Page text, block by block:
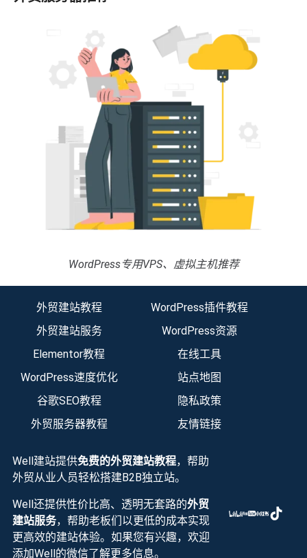
WordPress专用VPS、虚拟主机推荐
外贸建站教程
外贸建站服务
Elementor教程
WordPress速度优化
谷歌SEO教程
外贸服务器教程
WordPress插件教程
WordPress资源
在线工具
站点地图
隐私政策
友情链接
Well建站提供免费的外贸建站教程，帮助
外贸从业人员轻松搭建B2B独立站。
Well还提供性价比高、透明无套路的外贸
建站服务，帮助老板们以更低的成本实现
更高效的建站体验。如果您有兴趣，欢迎
添加Well的微信了解更多信息。